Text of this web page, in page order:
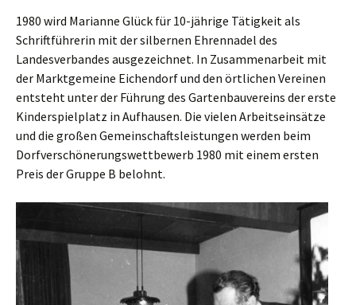
1980 wird Marianne Glück für 10-jährige Tätigkeit als
Schriftführerin mit der silbernen Ehrennadel des
Landesverbandes ausgezeichnet. In Zusammenarbeit mit
der Marktgemeine Eichendorf und den örtlichen Vereinen
entsteht unter der Führung des Gartenbauvereins der erste
Kinderspielplatz in Aufhausen. Die vielen Arbeitseinsätze
und die großen Gemeinschaftsleistungen werden beim
Dorfverschönerungswettbewerb 1980 mit einem ersten
Preis der Gruppe B belohnt.